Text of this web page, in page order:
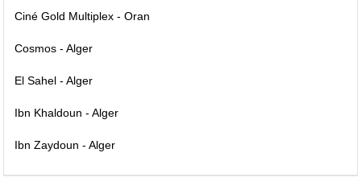
Ciné Gold Multiplex - Oran
Cosmos - Alger
El Sahel - Alger
Ibn Khaldoun - Alger
Ibn Zaydoun - Alger